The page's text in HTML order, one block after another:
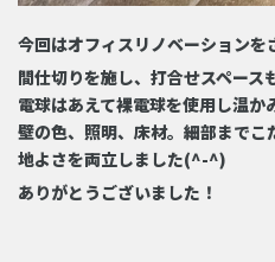
今回はオフィスリノベーションを
間仕切りを施し、打合せスペース
電球はあえて裸電球を使用し温
壁の色、照明、床材。細部まで
地よさを両立しました(^-^)
ありがとうございました！